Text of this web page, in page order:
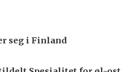
seg i Finland